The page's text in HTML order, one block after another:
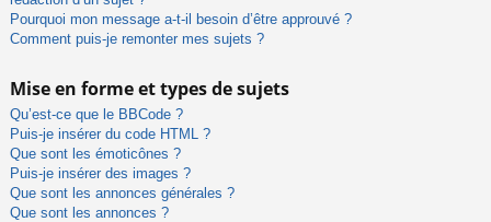
Pourquoi mon message a-t-il besoin d’être approuvé ?
Comment puis-je remonter mes sujets ?
Mise en forme et types de sujets
Qu’est-ce que le BBCode ?
Puis-je insérer du code HTML ?
Que sont les émoticônes ?
Puis-je insérer des images ?
Que sont les annonces générales ?
Que sont les annonces ?